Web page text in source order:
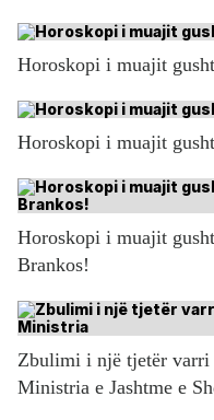
Horoskopi i muajit
Horoskopi i muajit
Horoskopi i muajit
Brankos!
Zbulimi i një tjetër varri
Ministria e Jashtme e